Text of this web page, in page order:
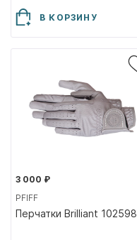
В КОРЗИНУ
3 000 ₽
PFIFF
Перчатки Brilliant 102598